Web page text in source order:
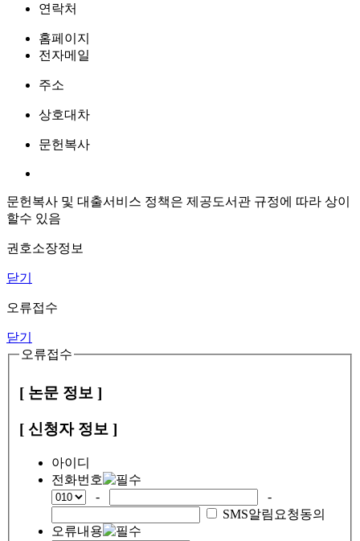
연락처
홈페이지
전자메일
주소
상호대차
문헌복사
문헌복사 및 대출서비스 정책은 제공도서관 규정에 따라 상이
할수 있음
권호소장정보
닫기
오류접수
닫기
오류접수
[ 논문 정보 ]
[ 신청자 정보 ]
아이디
전화번호
-
-
SMS알림요청동의
오류내용